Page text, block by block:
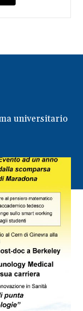
universitario